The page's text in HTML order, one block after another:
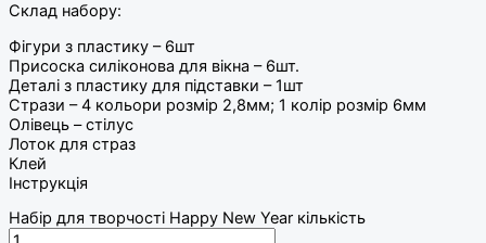
Склад набору:
Фігури з пластику – 6шт
Присоска силіконова для вікна – 6шт.
Деталі з пластику для підставки – 1шт
Стрази – 4 кольори розмір 2,8мм; 1 колір розмір 6мм
Олівець – стілус
Лоток для страз
Клей
Інструкція
Набір для творчості Happy New Year кількість